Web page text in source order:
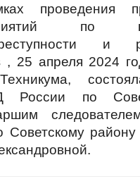
проведения
по
и
, 25 апреля 2024
России по